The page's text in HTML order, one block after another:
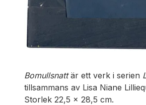
Bomullsnattär ett verk i serien
tillsammans av Lisa Niane
Storlek 22,5 x 28,5 cm.